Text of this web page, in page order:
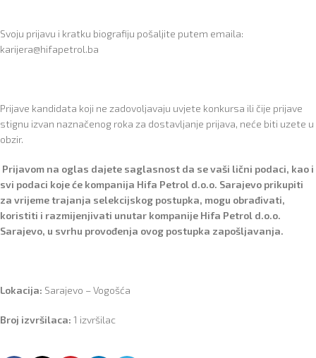
Svoju prijavu i kratku biografiju pošaljite putem emaila:
karijera@hifapetrol.ba
Prijave kandidata koji ne zadovoljavaju uvjete konkursa ili čije prijave
stignu izvan naznačenog roka za dostavljanje prijava, neće biti uzete u
obzir.
Prijavom na oglas dajete saglasnost da se vaši lični podaci, kao i
svi podaci koje će kompanija Hifa Petrol d.o.o. Sarajevo prikupiti
za vrijeme trajanja selekcijskog postupka, mogu obrađivati,
koristiti i razmijenjivati unutar kompanije Hifa Petrol d.o.o.
Sarajevo, u svrhu provođenja ovog postupka zapošljavanja.
Lokacija: Sarajevo – Vogošća
Broj izvršilaca: 1 izvršilac